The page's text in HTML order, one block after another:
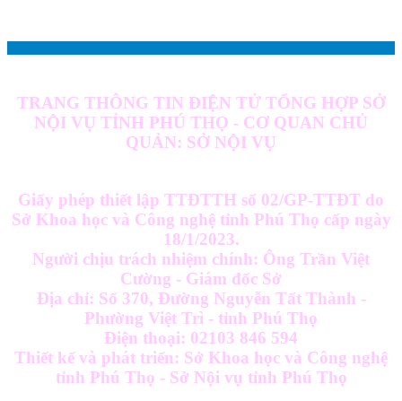
TRANG THÔNG TIN ĐIỆN TỬ TỔNG HỢP SỞ
NỘI VỤ TỈNH PHÚ THỌ - CƠ QUAN CHỦ
QUẢN: SỞ NỘI VỤ
Giấy phép thiết lập TTĐTTH số 02/GP-TTĐT do
Sở Khoa học và Công nghệ tỉnh Phú Thọ cấp ngày
18/1/2023.
Người chịu trách nhiệm chính: Ông Trần Việt
Cường - Giám đốc Sở
Địa chỉ: Số 370, Đường Nguyễn Tất Thành -
Phường Việt Trì - tỉnh Phú Thọ
Điện thoại: 02103 846 594
Thiết kế và phát triển: Sở Khoa học và Công nghệ
tỉnh Phú Thọ - Sở Nội vụ tỉnh Phú Thọ